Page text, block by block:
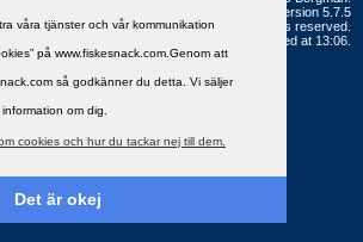
våra tjänster och vår kommunikation
på www.fiskesnack.com.Genom att
så godkänner du detta. Vi säljer
om dig.
cookies och hur du tackar nej till dem.
Det är okej
Version 5.7.5
© 2026 MH Sub I, LLC dba vBulletin. All rights reserved.
All times are GMT+1. This page was generated at 13:06.